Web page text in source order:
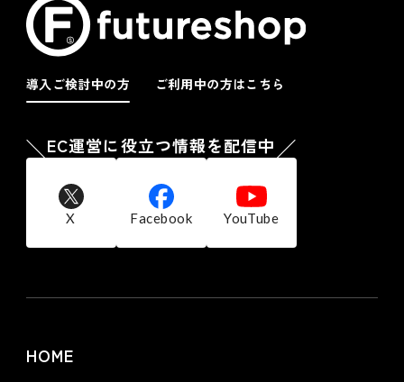
導入ご検討中の方 ご利用中の方はこちら
EC運営に役立つ情報を配信中
X Facebook YouTube
HOME